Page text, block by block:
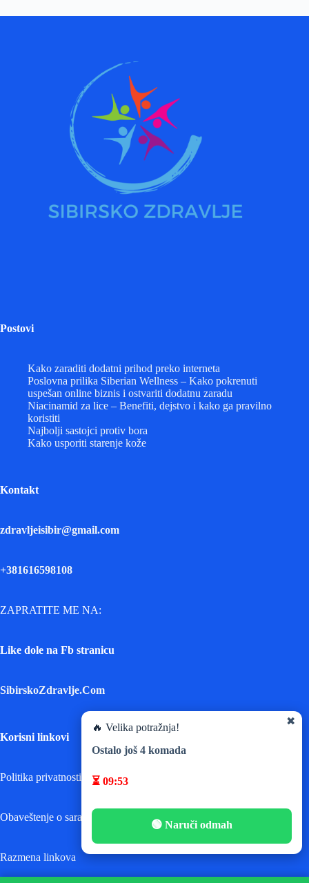
Postovi
Kako zaraditi dodatni prihod preko interneta
Poslovna prilika Siberian Wellness – Kako pokrenuti
uspešan online biznis i ostvariti dodatnu zaradu
Niacinamid za lice – Benefiti, dejstvo i kako ga pravilno
koristiti
Najbolji sastojci protiv bora
Kako usporiti starenje kože
Kontakt
zdravljeisibir@gmail.com
+381616598108
ZAPRATITE ME NA:
Like dole na Fb stranicu
SibirskoZdravlje.Com
Korisni linkovi
Politika privatnosti
Obaveštenje o saradnji
Razmena linkova
✖
🔥 Velika potražnja!
Ostalo još 4 komada
⏳ 09:53
🟢 Naruči odmah